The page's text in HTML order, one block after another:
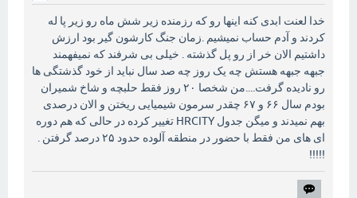
خدا لعنت ابدی کنه اینها رو که رزمنده زیر شش ماه رو زیر پا له
کردند و آدم حساب نمیشیم .زمان جنگ کارشون گیر بود ارزش
داشتیم الان خر از رو پل گذشته . خیلی بی شرفند که نمیفهمند
جبهه جبهه هستش چه یک روز چه صد سال نباید از خود گذشتگی ها
رو نادیده گرفت....من شخصا ۲۰ روز فقط حلبچه و شاخ شمیران
بودم سال ۶۶ و ۶۷ چقدر سرمون شیمیایی ریختن و الان درصدی
بهم نمیدند و میگن جدول HRCITY تغییر کرده در حالی که هم دوره
ای های من فقط با حضور در منطقه آلوده حدود ۲۵ درصد گرفتن .
!!!!!